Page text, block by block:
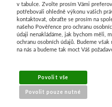
v tabulce. Zvolte prosím Vámi
potřebovali ohledně výkonu vašich
kontaktovat, obraťte se prosím na
našeho Pověřence pro ochranu
údaji nenakládáme, jak bychom měli,
ochranu osobních údajů. Budeme
na nás a budeme tak moct Váš
Povolit vše
Povolit pouze nutné